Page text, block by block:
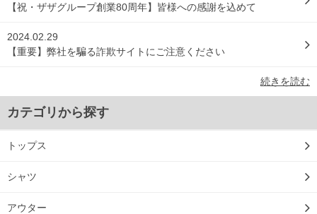
【祝・ザザグループ創業80周年】皆様への感謝を込めて
2024.02.29
【重要】弊社を騙る詐欺サイトにご注意ください
続きを読む
カテゴリから探す
トップス
シャツ
アウター